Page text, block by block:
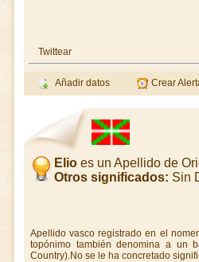
Twittear
Añadir datos Crear
Elio es un Apellido de
Otros significados: Sin
Apellido vasco registrado en el
topónimo también denomina a un
Country).No se le ha concretado